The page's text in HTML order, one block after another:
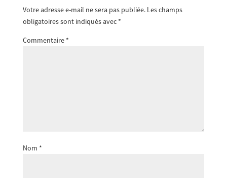
Votre adresse e-mail ne sera pas publiée. Les champs
obligatoires sont indiqués avec *
Commentaire *
Nom *